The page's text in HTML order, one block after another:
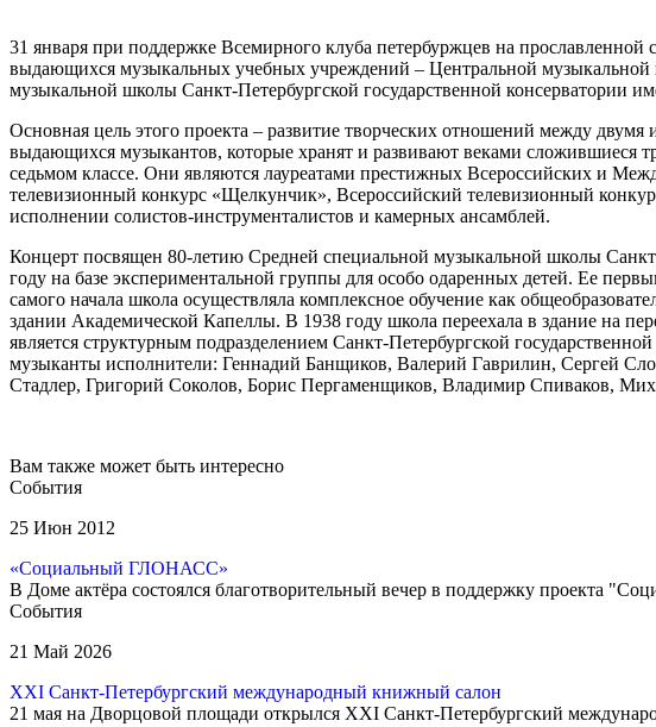
31 января при поддержке Всемирного клуба петербуржцев на
выдающихся музыкальных учебных учреждений – Центральной
музыкальной школы Санкт-Петербургской государственной консерватории
Основная цель этого проекта – развитие творческих отношений между
выдающихся музыкантов, которые хранят и развивают веками сложившиеся
седьмом классе. Они являются лауреатами престижных Всероссийских и
телевизионный конкурс «Щелкунчик», Всероссийский телевизионный
исполнении солистов-инструменталистов и камерных ансамблей.
Концерт посвящен 80-летию Средней специальной музыкальной школы
году на базе экспериментальной группы для особо одаренных детей. Ее
самого начала школа осуществляла комплексное обучение как
здании Академической Капеллы. В 1938 году школа переехала в здание на
является структурным подразделением Санкт-Петербургской
музыканты исполнители: Геннадий Банщиков, Валерий Гаврилин, Сергей
Стадлер, Григорий Соколов, Борис Пергаменщиков, Владимир Спиваков,
Вам также может быть интересно
События
25 Июн 2012
«Социальный ГЛОНАСС»
В Доме актёра состоялся благотворительный вечер в поддержку проекта
События
21 Май 2026
XXI Санкт-Петербургский международный книжный салон
21 мая на Дворцовой площади открылся XXI Санкт-Петербургский